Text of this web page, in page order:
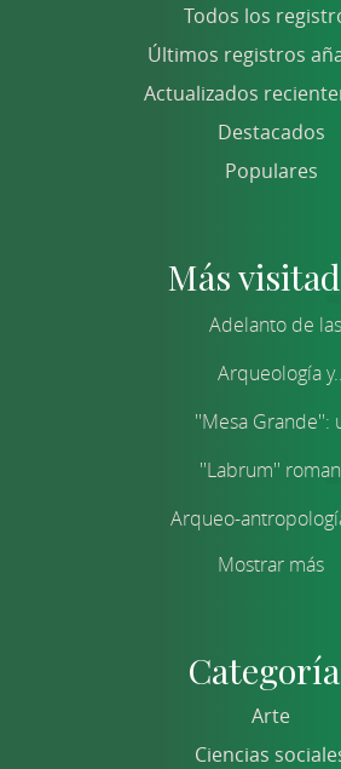
Todos los
Últimos registros
Actualizados
Destacados
Populares
Más
Adelanto de
Arqueología
''Mesa Grande'':
''Labrum''
Arqueo-
Mostrar más
Arte
Ciencias